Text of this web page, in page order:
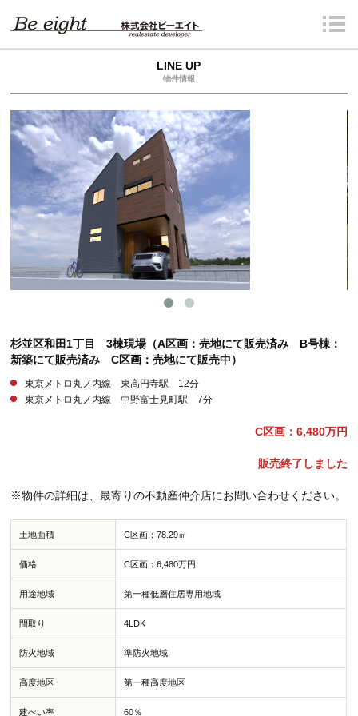
LINE UP
物件情報
杉並区和田1丁目 3棟現場（A区画：売地にて販売済み B号棟：
新築にて販売済み C区画：売地にて販売中）
東京メトロ丸ノ内線 東高円寺駅 12分
東京メトロ丸ノ内線 中野富士見町駅 7分
C区画：6,480万円
販売終了しました
※物件の詳細は、最寄りの不動産仲介店にお問い合わせください。
土地面積 C区画：78.29㎡
価格 C区画：6,480万円
用途地域 第一種低層住居専用地域
間取り 4LDK
防火地域 準防火地域
高度地区 第一種高度地区
建ぺい率 60％